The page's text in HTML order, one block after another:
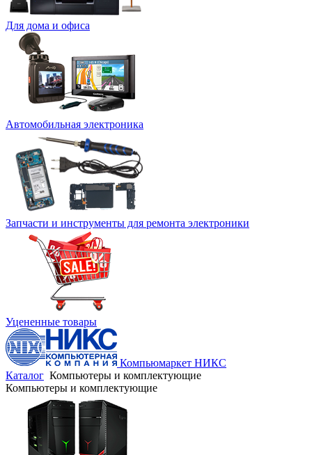
Для дома и офиса
Автомобильная электроника
Запчасти и инструменты для ремонта электроники
Уцененные товары
Компьюмаркет НИКС
Каталог Компьютеры и комплектующие
Компьютеры и комплектующие